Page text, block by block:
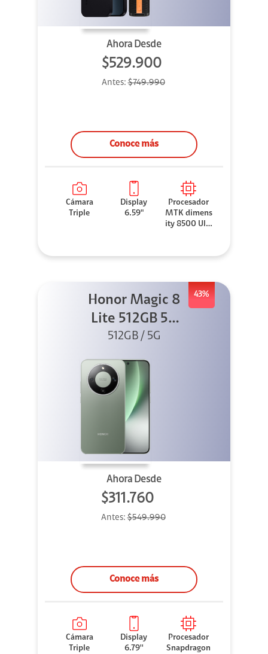
Ahora Desde
$529.900
Antes:$749.990
Conoce más
Cámara
Triple
Display
6.59"
Procesador
MTK dimens
ity 8500 Ultr
43%
Honor Magic 8
Lite 512GB 5G
Verde
512GB / 5G
Ahora Desde
$311.760
Antes:$549.990
Conoce más
Cámara
Triple
Display
6.79''
Procesador
Snapdragon